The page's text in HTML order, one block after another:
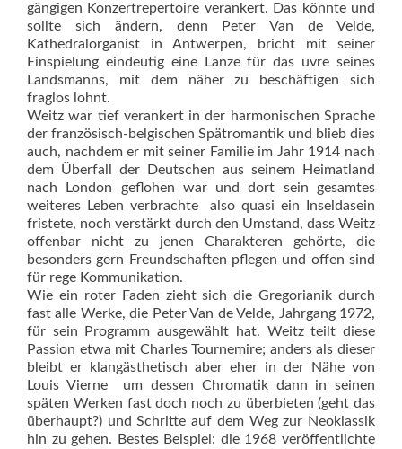
gängigen Konzertrepertoire verankert. Das könnte und
sollte sich ändern, denn Peter Van de Velde,
Kathedralorganist in Antwerpen, bricht mit seiner
Einspielung eindeutig eine Lanze für das uvre seines
Landsmanns, mit dem näher zu beschäftigen sich
fraglos lohnt.
Weitz war tief verankert in der harmonischen Sprache
der französisch-belgischen Spätromantik und blieb dies
auch, nachdem er mit seiner Familie im Jahr 1914 nach
dem Überfall der Deutschen aus seinem Heimatland
nach London geflohen war und dort sein gesamtes
weiteres Leben verbrachte  also quasi ein Inseldasein
fristete, noch verstärkt durch den Umstand, dass Weitz
offenbar nicht zu jenen Charakteren gehörte, die
besonders gern Freundschaften pflegen und offen sind
für rege Kommunikation.
Wie ein roter Faden zieht sich die Gregorianik durch
fast alle Werke, die Peter Van de Velde, Jahrgang 1972,
für sein Programm ausgewählt hat. Weitz teilt diese
Passion etwa mit Charles Tournemire; anders als dieser
bleibt er klangästhetisch aber eher in der Nähe von
Louis Vierne  um dessen Chromatik dann in seinen
späten Werken fast doch noch zu über­bieten (geht das
überhaupt?) und Schritte auf dem Weg zur Neoklassik
hin zu gehen. Bestes Beispiel: die 1968 veröffentlichte